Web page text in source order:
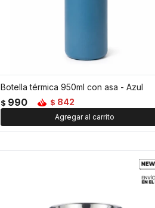
Botella térmica 950ml con asa - Azul
$ 990 $ 842